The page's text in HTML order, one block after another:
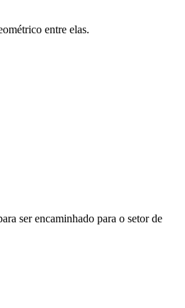
entre elas.
ser encaminhado para o setor de